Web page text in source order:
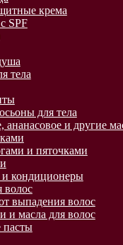
крема
SPF
тела
для тела
ананасовое и другие
и пяточками
кондиционеры
волос
выпадения волос
и масла для волос
пасты